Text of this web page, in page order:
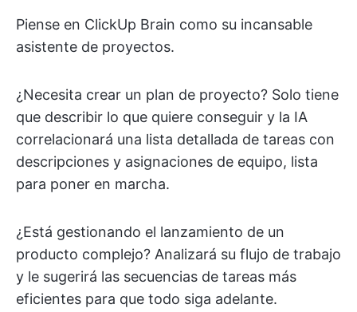
Piense en ClickUp Brain como su incansable
asistente de proyectos.
¿Necesita crear un plan de proyecto? Solo tiene
que describir lo que quiere conseguir y la IA
correlacionará una lista detallada de tareas con
descripciones y asignaciones de equipo, lista
para poner en marcha.
¿Está gestionando el lanzamiento de un
producto complejo? Analizará su flujo de trabajo
y le sugerirá las secuencias de tareas más
eficientes para que todo siga adelante.